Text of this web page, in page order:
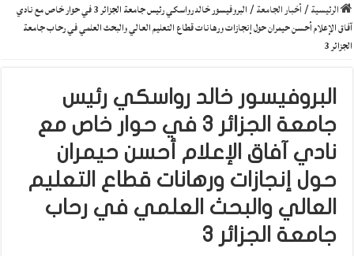
الرئيسية/أخبار الجامعة/
البروفيسور خالد رواسكي رئيس جامعة الجزائر 3 في حوار خاص مع نادي
آفاق الإعلام أحسن حيمران حول إنجازات ورهانات قطاع التعليم العالي والبحث العلمي في رحاب جامعة
الجزائر 3
البروفيسور خالد رواسكي رئيس
جامعة الجزائر 3 في حوار خاص مع
نادي آفاق الإعلام أحسن حيمران
حول إنجازات ورهانات قطاع التعليم
العالي والبحث العلمي في رحاب
جامعة الجزائر 3